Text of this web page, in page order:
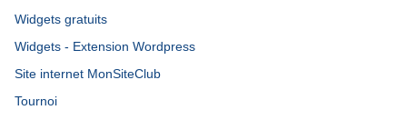
Widgets gratuits
Widgets - Extension Wordpress
Site internet MonSiteClub
Tournoi